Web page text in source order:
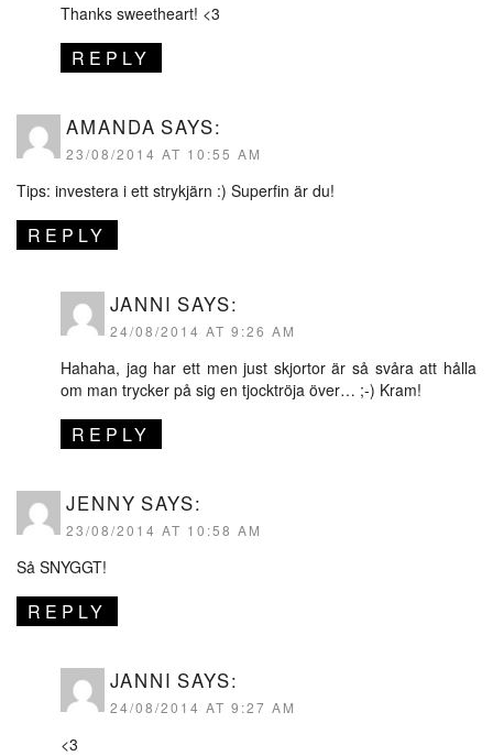
Thanks sweetheart! <3
REPLY
AMANDA SAYS:
23/08/2014 AT 10:55 AM
Tips: investera i ett strykjärn :) Superfin är du!
REPLY
JANNI SAYS:
24/08/2014 AT 9:26 AM
Hahaha, jag har ett men just skjortor är så svåra att hålla
om man trycker på sig en tjocktröja över… ;-) Kram!
REPLY
JENNY SAYS:
23/08/2014 AT 10:58 AM
Så SNYGGT!
REPLY
JANNI SAYS:
24/08/2014 AT 9:27 AM
<3